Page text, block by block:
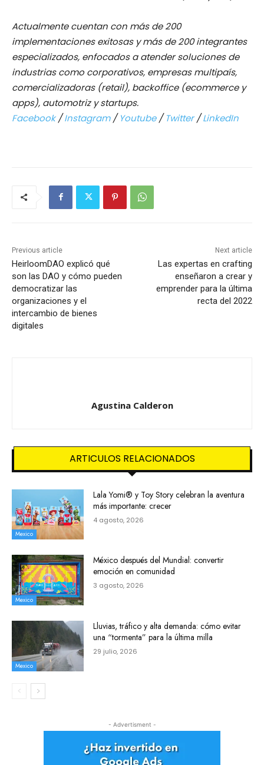
Actualmente cuentan con más de 200
implementaciones exitosas y más de 200 integrantes
especializados, enfocados a atender soluciones de
industrias como corporativos, empresas multipaís,
comercializadoras (retail), backoffice (ecommerce y
apps), automotriz y startups.
Facebook/Instagram/Youtube/Twitter/LinkedIn
Previous article
HeirloomDAO explicó qué
son las DAO y cómo pueden
democratizar las
organizaciones y el
intercambio de bienes
digitales
Next article
Las expertas en crafting
enseñaron a crear y
emprender para la última
recta del 2022
Agustina Calderon
ARTICULOS RELACIONADOS
Mexico
Lala Yomi® y Toy Story celebran la aventura
más importante: crecer
4 agosto, 2026
Mexico
México después del Mundial: convertir
emoción en comunidad
3 agosto, 2026
Mexico
Lluvias, tráfico y alta demanda: cómo evitar
una “tormenta” para la última milla
29 julio, 2026
- Advertisment -